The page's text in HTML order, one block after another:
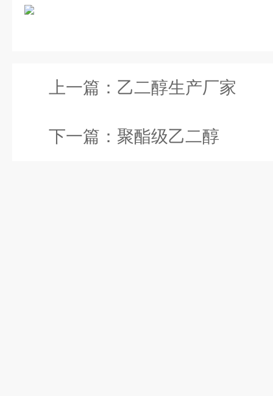
上一篇： 乙二醇生产厂家
下一篇： 聚酯级乙二醇